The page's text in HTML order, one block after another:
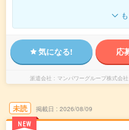
気になる! 応
派遣会社 マンパワーグループ株式会
未読
NEW
掲載日 2026/08/09